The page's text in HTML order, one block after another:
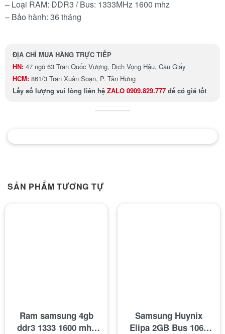
– Loại RAM: DDR3 / Bus: 1333MHz 1600 mhz
– Bảo hành: 36 tháng
ĐỊA CHỈ MUA HÀNG TRỰC TIẾP
HN:47 ngõ 63 Trần Quốc Vượng, Dịch Vọng Hậu, Cầu Giấy
HCM: 861/3 Trần Xuân Soạn, P. Tân Hưng
Lấy số lượng vui lòng liên hệ ZALO 0909.829.777để có giá tốt
SẢN PHẨM TƯƠNG TỰ
Ram samsung 4gb
ddr3 1333 1600 mhz
Samsung Huynix
Elipa 2GB Bus 1066